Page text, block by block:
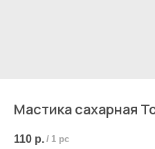
Мастика сахарная
110 р. / 1 pc